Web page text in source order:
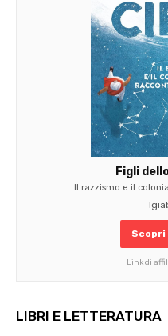
Figli
Il razzismo e il
Scopri
Link di
LIBRI E LETTERATURA